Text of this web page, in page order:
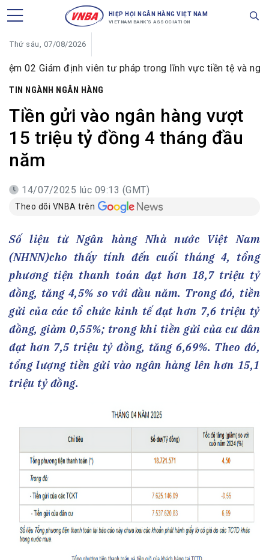
HIỆP HỘI NGÂN HÀNG VIỆT NAM
VIETNAM BANK'S ASSOCIATION
Thứ sáu, 07/08/2026
định viên tư pháp trong lĩnh vực tiền tệ và ngân hàng
TIN NGÀNH NGÂN HÀNG
Tiền gửi vào ngân hàng vượt
15 triệu tỷ đồng 4 tháng đầu
năm
14/07/2025 lúc 09:13 (GMT)
Theo dõi VNBA trên
Số liệu từ Ngân hàng Nhà nước Việt Nam
(NHNN)cho thấy tính đến cuối tháng 4, tổng
phương tiện thanh toán đạt hơn 18,7 triệu tỷ
đồng, tăng 4,5% so với đầu năm. Trong đó, tiền
gửi của các tổ chức kinh tế đạt hơn 7,6 triệu tỷ
đồng, giảm 0,55%; trong khi tiền gửi của cư dân
đạt hơn 7,5 triệu tỷ đồng, tăng 6,69%. Theo đó,
tổng lượng tiền gửi vào ngân hàng lên hơn 15,1
triệu tỷ đồng.